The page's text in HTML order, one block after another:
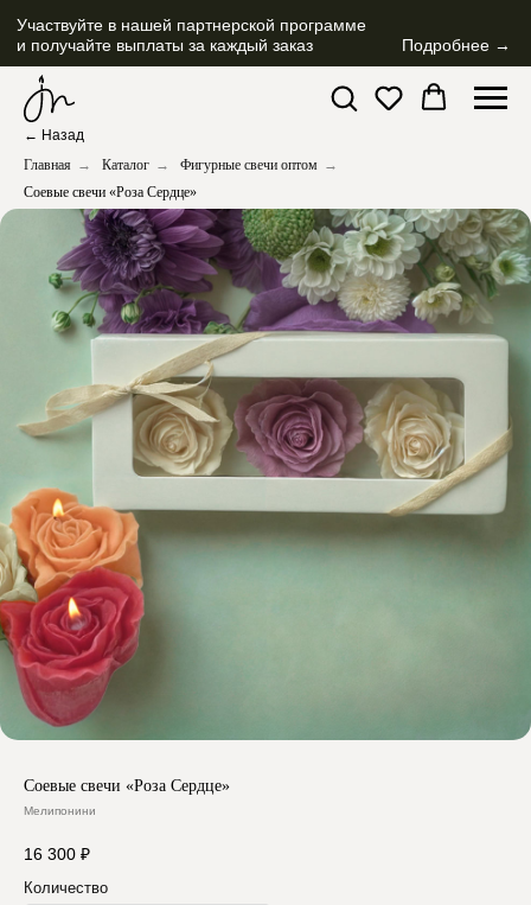
Участвуйте в нашей партнерской программе
и получайте выплаты за каждый заказ Подробнее →
← Назад
Главная → Каталог → Фигурные свечи оптом →
Соевые свечи «Роза Сердце»
Соевые свечи «Роза Сердце»
Мелипонини
16 300 ₽
Количество